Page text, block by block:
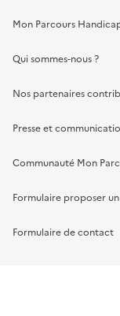
Mon Parcours
Qui sommes-nous ?
Nos partenaires
Presse et
Communauté Mon
Formulaire proposer
Formulaire de contact